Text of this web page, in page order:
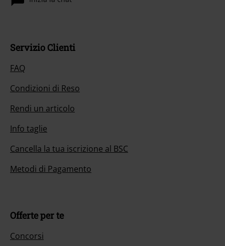
Servizio Clienti
FAQ
Condizioni di Reso
Rendi un articolo
Info taglie
Cancella la tua iscrizione al BSC
Metodi di Pagamento
Offerte per te
Concorsi